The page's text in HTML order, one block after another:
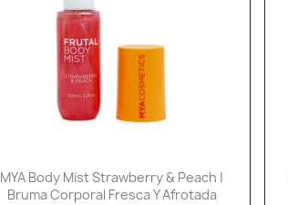
Vista rápida
MYA Body Mist Strawberry & Peach |
Bruma Corporal Fresca Y Afrotada